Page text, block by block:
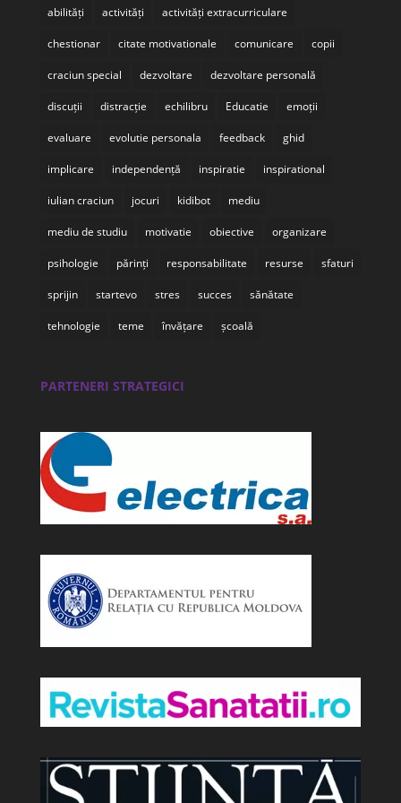
abilități activități activități extracurriculare
chestionar citate motivationale comunicare copii
craciun special dezvoltare dezvoltare personală
discuții distracție echilibru Educatie emoții
evaluare evolutie personala feedback ghid
implicare independență inspiratie inspirational
iulian craciun jocuri kidibot mediu
mediu de studiu motivatie obiective organizare
psihologie părinți responsabilitate resurse sfaturi
sprijin startevo stres succes sănătate
tehnologie teme învățare școală
PARTENERI STRATEGICI